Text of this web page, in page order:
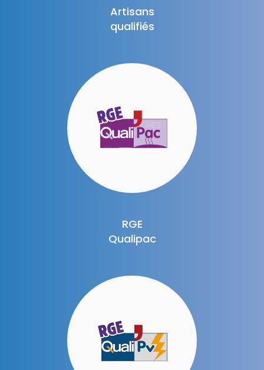
Artisans
qualifiés
RGE
Qualipac